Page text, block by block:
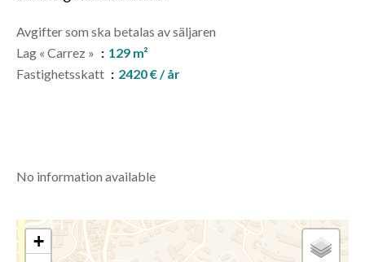
Avgifter som ska betalas av säljaren
Lag « Carrez »
129 m²
Fastighetsskatt
2420 € / år
No information available
+